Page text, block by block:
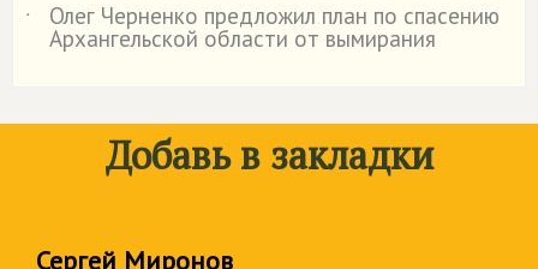
˙
Олег Черненко предложил план по спасению
Архангельской области от вымирания
Добавь в закладки
Сергей Миронов